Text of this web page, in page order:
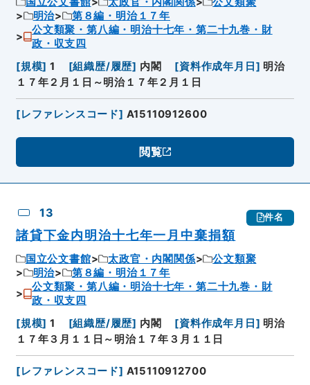
明治
第８編・明治１７年
公文類聚・第八編・明治十七年・第二十九巻・財
政・収支四
[規模] 1 [組織歴/履歴] 内閣 [資料作成年月日 ] 明治
１７年２月１日～明治１７年２月１日
[レファレンスコード] A15110912600
閲覧
13 件名
諸貸下金内明治十七年一月中棄捐額
国立公文書館 太政官・内閣関係
公文類聚
明治
第８編・明治１７年
公文類聚・第八編・明治十七年・第二十九巻・財
政・収支四
[規模] 1 [組織歴/履歴] 内閣 [資料作成年月日 ] 明治
１７年３月１１日～明治１７年３月１１日
[レファレンスコード] A15110912700